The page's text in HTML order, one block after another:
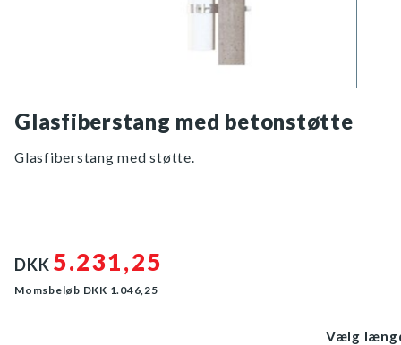
Glasfiberstang med betonstøtte
Glasfiberstang med støtte.
DKK 5.231,25
Momsbeløb DKK 1.046,25
Vælg